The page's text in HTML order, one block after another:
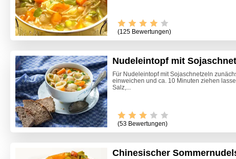
(125 Bewertungen)
Nudeleintopf mit
Für Nudeleintopf mit Sojaschnetzeln
einweichen und ca. 10 Minuten ziehen
Salz,...
(53 Bewertungen)
Chinesischer